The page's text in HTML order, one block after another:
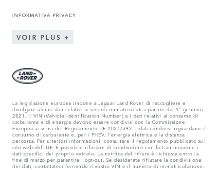
INFORMATIVA PRIVACY
VOIR PLUS
La legislazione europea impone a Jaguar Land Rover di raccogliere e
divulgare alcuni dati relativi ai veicoli immatricolati a partire dal 1° gennaio
2021. Il VIN (Vehicle Identification Number) e i dati relativi al consumo di
carburante e di energia devono essere condivisi con la Commissione
Europea ai sensi del Regolamento UE 2021/392. I dati condivisi riguardano il
consumo di carburante e, per i PHEV, l'energia elettrica e la distanza
percorsa. Per ulteriori informazioni, consultare il regolamento pubblicato sul
sito web dell'UE. È possibile rifiutare di condividere con la Commissione i
dati specifici del proprio veicolo. La notifica del rifiuto è richiesta entro la
fine di marzo per garantire l'opt-out. Se desiderate rifiutare la condivisione
dei dati, contattateci fornendo il vostro VIN e il numero di immatricolazione.